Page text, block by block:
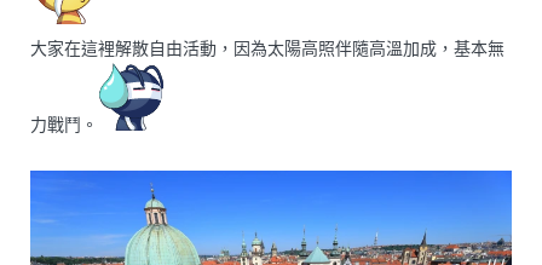
大家在這裡解散自由活動，因為太陽高照伴隨高溫加成，基本無
力戰鬥。